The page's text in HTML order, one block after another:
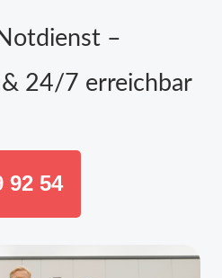
–
& 24/7 erreichbar
92 54